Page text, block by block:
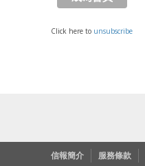
Click here to unsubscribe
信報簡介 服務條款